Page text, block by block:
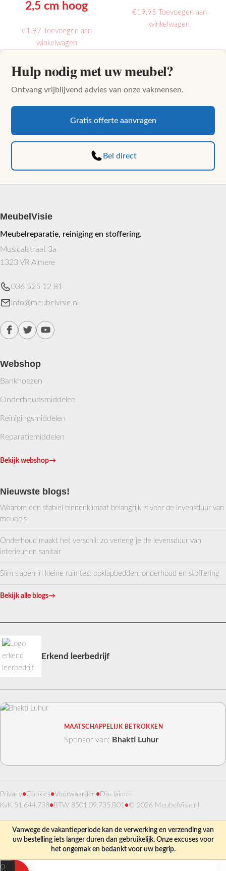
optie
worden
2,5 cm hoog
€1.97
Toevoegen aan
winkelwagen
€19.95
Toevoegen aan
winkelwagen
heeft
worden
Hulp nodig met uw meubel?
Ontvang vrijblijvend advies van onze vakmensen.
Gratis offerte aanvragen
Bel direct
MeubelVisie
Meubelreparatie, reiniging en stoffering.
Musicalstraat 3a
1323 VR Almere
036 525 12 81
info@meubelvisie.nl
Webshop
Bankhoezen
Onderhoudsmiddelen
Reinigingsmiddelen
Reparatiemiddelen
Bekijk webshop→
Nieuwste blogs!
Waarom een stabiel binnenklimaat belangrijk is voor de levensduur van
meubels
Onderhoud maakt het verschil: zo verleng je de levensduur van
interieur en sanitair
Slim slapen in kleine ruimtes: opklapbedden, onderhoud en stoffering
Bekijk alle blogs→
Erkend leerbedrijf
MAATSCHAPPELIJK BETROKKEN
Sponsor van: Bhakti Luhur
Privacy•Cookies•Voorwaarden• Disclaimer
KvK 51.644.738• BTW 8501.09.735.B01•© 2026 MeubelVisie.nl
Vanwege de vakantieperiode kan de verwerking en verzending van
uw bestelling iets langer duren dan gebruikelijk. Onze excuses voor
het ongemak en bedankt voor uw begrip.
0